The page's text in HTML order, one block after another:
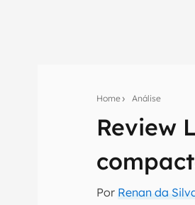
Home Análise
Review
Por Renan da
Assine a